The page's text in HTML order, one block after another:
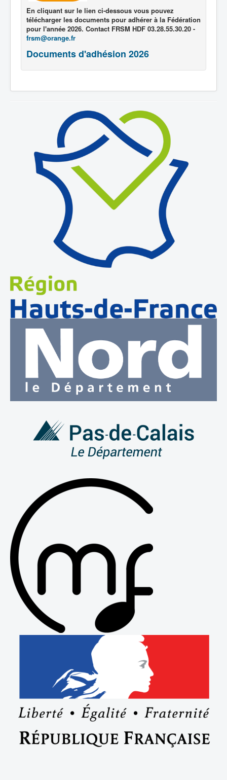
En cliquant sur le lien ci-dessous vous pouvez
télécharger les documents pour adhérer à la Fédération
pour l'année 2026. Contact FRSM HDF 03.28.55.30.20 -
frsm@orange.fr
Documents d'adhésion 2026